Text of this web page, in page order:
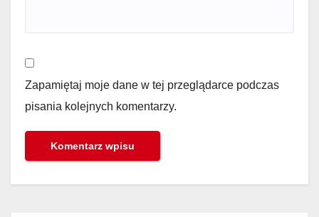
Zapamiętaj moje dane w tej przeglądarce podczas
pisania kolejnych komentarzy.